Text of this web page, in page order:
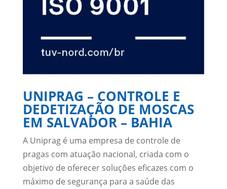
UNIPRAG – CONTROLE E
DEDETIZAÇÃO DE MOSCAS
EM SALVADOR – BAHIA
A Uniprag é uma empresa de controle de
pragas com atuação nacional, criada com o
objetivo de oferecer soluções eficazes com o
máximo de segurança para a saúde das